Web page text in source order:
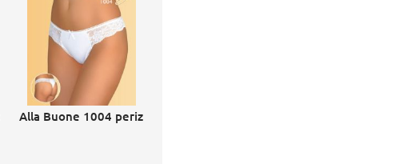
Alla Buone 1004 periz